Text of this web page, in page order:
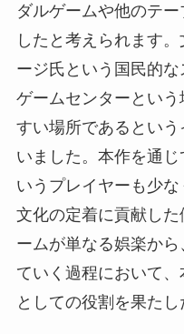
ダルゲームや他のテ
したと考えられます
ージ氏という国民的な
ゲームセンターとい
すい場所であるとい
いました。本作を通
いうプレイヤーも少
文化の定着に貢献し
ームが単なる娯楽か
ていく過程において
としての役割を果たし